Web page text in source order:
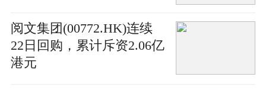
阅文集团(00772.HK)连续
22日回购，累计斥资2.06亿
港元